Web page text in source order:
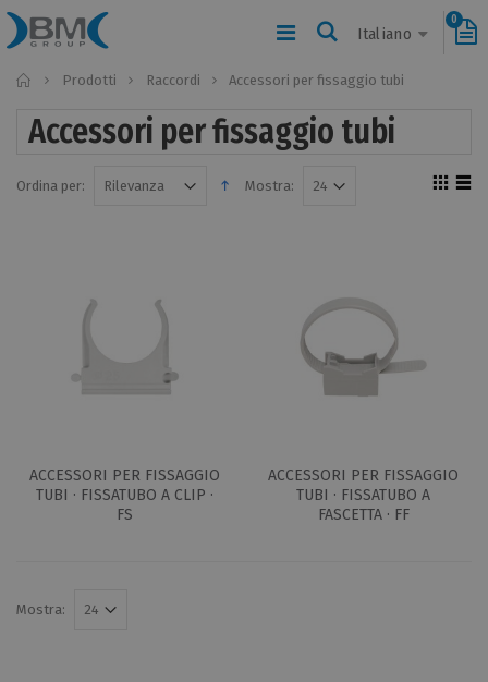
Italiano
0
Home
Prodotti Raccordi Accessori per fissaggio tubi
Accessori per fissaggio tubi
Ordina per: Mostra:
ACCESSORI PER FISSAGGIO
TUBI · FISSATUBO A CLIP ·
FS
ACCESSORI PER FISSAGGIO
TUBI · FISSATUBO A
FASCETTA · FF
Mostra: